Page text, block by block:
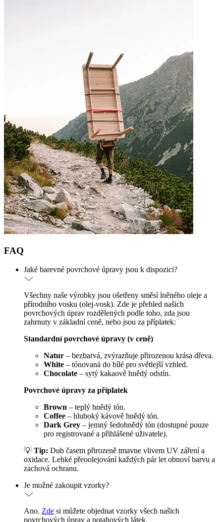
FAQ
Jaké barevné povrchové úpravy jsou k dispozici?
Všechny naše výrobky jsou ošetřeny směsí lněného oleje a
přírodního vosku (olej-vosk). Zde je přehled našich
povrchových úprav rozdělených podle toho, zda jsou
zahrnuty v základní ceně, nebo jsou za příplatek:
Standardní povrchové úpravy (v ceně)
Natur – bezbarvá, zvýrazňuje přirozenou krása dřeva.
White – tónovaná do bílé pro světlejší vzhled.
Chocolate – sytý kakaově hnědý odstín.
Povrchové úpravy za příplatek
Brown – teplý hnědý tón.
Coffee – hluboký kávově hnědý tón.
Dark Grey – jemný šedohnědý tón (dostupné pouze
pro registrované a přihlášené uživatele).
💡 Tip: Dub časem přirozeně tmavne vlivem UV záření a
oxidace. Lehké přeoolejování každých pár let obnoví barvu a
zachová ochranu.
Je možné zakoupit vzorky?
Ano. Zde si můžete objednat vzorky všech našich
povrchových úprav a potahových látek.